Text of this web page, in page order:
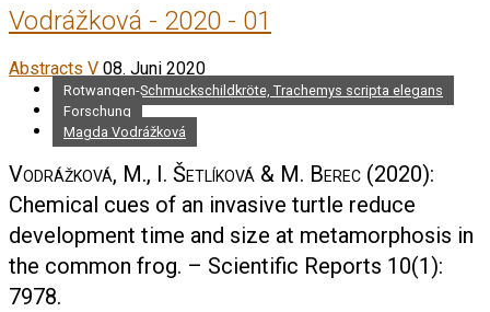
Vodrážková - 2020 - 01
Abstracts V 08. Juni 2020
Rotwangen-Schmuckschildkröte, Trachemys scripta elegans
Forschung
Magda Vodrážková
Vodrážková, M., I. Šetlíková & M. Berec (2020):
Chemical cues of an invasive turtle reduce
development time and size at metamorphosis in
the common frog. – Scientific Reports 10(1):
7978.